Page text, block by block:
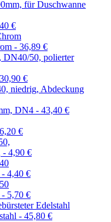
€
- 36,89 €
30,90 €
DN4 - 43,40 €
€
- 4,90 €
- 4,40 €
- 5,70 €
- 45,80 €